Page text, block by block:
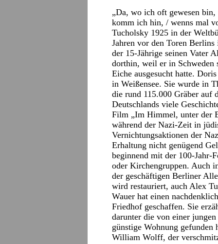
„Da, wo ich oft gewesen
komm ich hin, / wenns mal
Tucholsky 1925 in der
Jahren vor den Toren
der 15-Jährige seinen Vater
dorthin, weil er in Schweden
Eiche ausgesucht hatte.
in Weißensee. Sie wurde in
die rund 115.000 Gräber auf
Deutschlands viele
Film „Im Himmel, unter der
während der Nazi-Zeit in
Vernichtungsaktionen der
Erhaltung nicht genügend
beginnend mit der 100-Jahr-
oder Kirchengruppen. Auch
der geschäftigen Berliner
wird restauriert, auch Alex
Wauer hat einen
Friedhof geschaffen. Sie
darunter die von einer
günstige Wohnung gefunden
William Wolff, der